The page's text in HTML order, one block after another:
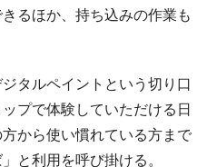
るほか、持ち込みの作業も
タルペイントという切り口
プで体験していただける日
から使い慣れている方まで
と利用を呼び掛ける。